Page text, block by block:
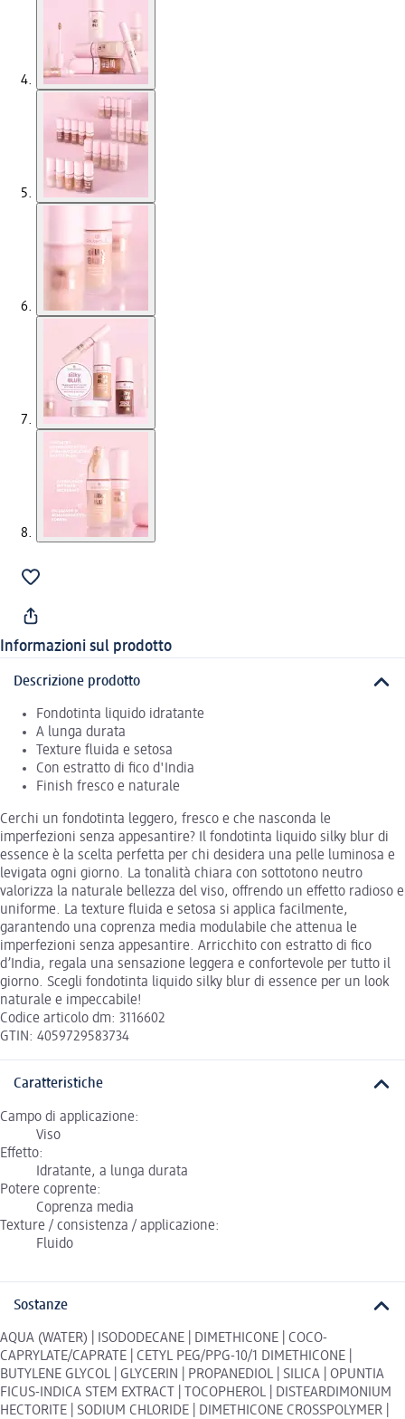
Informazioni sul prodotto
Descrizione prodotto
Fondotinta liquido idratante
A lunga durata
Texture fluida e setosa
Con estratto di fico d'India
Finish fresco e naturale
Cerchi un fondotinta leggero, fresco e che nasconda le
imperfezioni senza appesantire? Il fondotinta liquido silky blur di
essence è la scelta perfetta per chi desidera una pelle luminosa e
levigata ogni giorno. La tonalità chiara con sottotono neutro
valorizza la naturale bellezza del viso, offrendo un effetto radioso e
uniforme. La texture fluida e setosa si applica facilmente,
garantendo una coprenza media modulabile che attenua le
imperfezioni senza appesantire. Arricchito con estratto di fico
d’India, regala una sensazione leggera e confortevole per tutto il
giorno. Scegli fondotinta liquido silky blur di essence per un look
naturale e impeccabile!
Codice articolo dm: 3116602
GTIN: 4059729583734
Caratteristiche
Campo di applicazione:
Viso
Effetto:
Idratante, a lunga durata
Potere coprente:
Coprenza media
Texture / consistenza / applicazione:
Fluido
Sostanze
AQUA (WATER) | ISODODECANE | DIMETHICONE | COCO-
CAPRYLATE/CAPRATE | CETYL PEG/PPG-10/1 DIMETHICONE |
BUTYLENE GLYCOL | GLYCERIN | PROPANEDIOL | SILICA | OPUNTIA
FICUS-INDICA STEM EXTRACT | TOCOPHEROL | DISTEARDIMONIUM
HECTORITE | SODIUM CHLORIDE | DIMETHICONE CROSSPOLYMER |